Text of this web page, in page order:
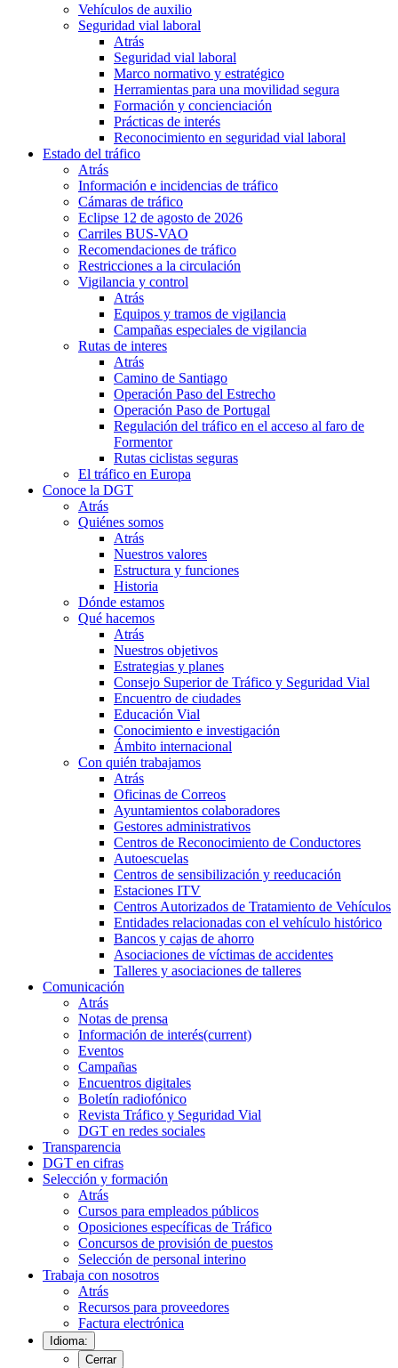
Vehículos de auxilio
Seguridad vial laboral
Atrás
Seguridad vial laboral
Marco normativo y estratégico
Herramientas para una movilidad segura
Formación y concienciación
Prácticas de interés
Reconocimiento en seguridad vial laboral
Estado del tráfico
Atrás
Información e incidencias de tráfico
Cámaras de tráfico
Eclipse 12 de agosto de 2026
Carriles BUS-VAO
Recomendaciones de tráfico
Restricciones a la circulación
Vigilancia y control
Atrás
Equipos y tramos de vigilancia
Campañas especiales de vigilancia
Rutas de interes
Atrás
Camino de Santiago
Operación Paso del Estrecho
Operación Paso de Portugal
Regulación del tráfico en el acceso al faro de
Formentor
Rutas ciclistas seguras
El tráfico en Europa
Conoce la DGT
Atrás
Quiénes somos
Atrás
Nuestros valores
Estructura y funciones
Historia
Dónde estamos
Qué hacemos
Atrás
Nuestros objetivos
Estrategias y planes
Consejo Superior de Tráfico y Seguridad Vial
Encuentro de ciudades
Educación Vial
Conocimiento e investigación
Ámbito internacional
Con quién trabajamos
Atrás
Oficinas de Correos
Ayuntamientos colaboradores
Gestores administrativos
Centros de Reconocimiento de Conductores
Autoescuelas
Centros de sensibilización y reeducación
Estaciones ITV
Centros Autorizados de Tratamiento de Vehículos
Entidades relacionadas con el vehículo histórico
Bancos y cajas de ahorro
Asociaciones de víctimas de accidentes
Talleres y asociaciones de talleres
Comunicación
Atrás
Notas de prensa
Información de interés(current)
Eventos
Campañas
Encuentros digitales
Boletín radiofónico
Revista Tráfico y Seguridad Vial
DGT en redes sociales
Transparencia
DGT en cifras
Selección y formación
Atrás
Cursos para empleados públicos
Oposiciones específicas de Tráfico
Concursos de provisión de puestos
Selección de personal interino
Trabaja con nosotros
Atrás
Recursos para proveedores
Factura electrónica
Idioma:
Cerrar